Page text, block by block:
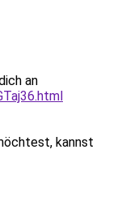
an
kannst